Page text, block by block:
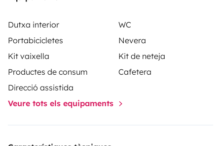
Dutxa interior
WC
Portabicicletes
Nevera
Kit vaixella
Kit de neteja
Productes de consum
Cafetera
Direcció assistida
Veure tots els equipaments